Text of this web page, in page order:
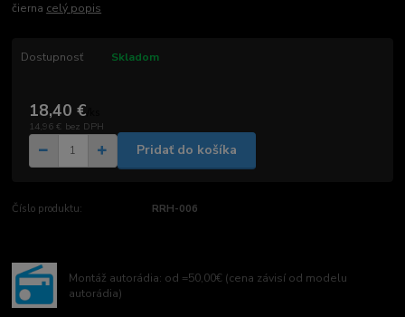
čierna celý popis
Dostupnosť Skladom
18,40 €
14,96 € bez DPH
Pridať do košíka
Číslo produktu: RRH-006
Montáž autorádia: od =50,00€ (cena závisí od modelu
autorádia)